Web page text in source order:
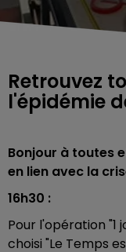
Retrouvez
l'épidémie
Bonjour à toutes
en lien avec la
16h30 :
Pour l'opération "1
choisi "Le Temps